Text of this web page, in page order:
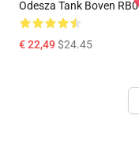
Odesza Tank Boven
€ 22,49$24.45